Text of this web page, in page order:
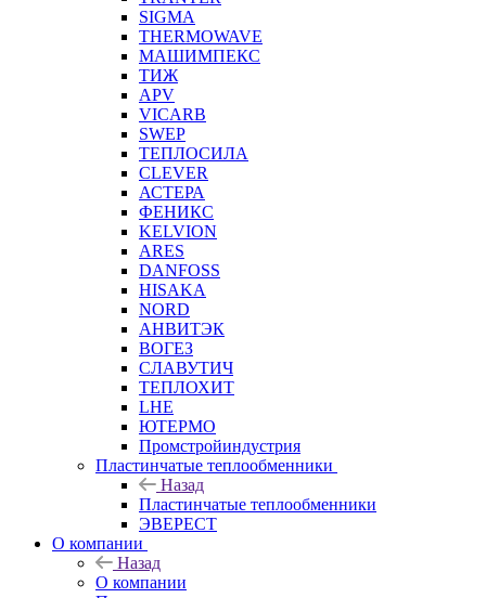
SIGMA
THERMOWAVE
МАШИМПЕКС
ТИЖ
APV
VICARB
SWEP
ТЕПЛОСИЛА
CLEVER
АСТЕРА
ФЕНИКС
KELVION
ARES
DANFOSS
HISAKA
NORD
АНВИТЭК
ВОГЕЗ
СЛАВУТИЧ
ТЕПЛОХИТ
LHE
ЮТЕРМО
Промстройиндустрия
Пластинчатые теплообменники
Назад
Пластинчатые теплообменники
ЭВЕРЕСТ
О компании
Назад
О компании